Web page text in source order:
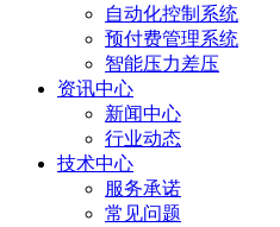
自动化控制系统
预付费管理系统
智能压力差压
资讯中心
新闻中心
行业动态
技术中心
服务承诺
常见问题